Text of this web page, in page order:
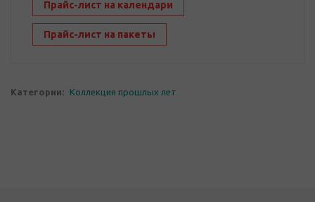
Прайс-лист на календари
Прайс-лист на пакеты
Категории: Коллекция прошлых лет